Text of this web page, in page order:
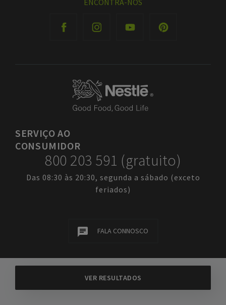
ENCONTRA-NOS
SERVIÇOAO
CONSUMIDOR
800 203 591 (gratuito)
Das 08:30 às 20:30, segunda a sábado (exceto
feriados)
FALA CONNOSCO